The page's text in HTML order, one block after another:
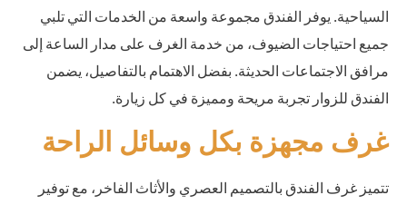
السياحية. يوفر الفندق مجموعة واسعة من الخدمات التي تلبي
جميع احتياجات الضيوف، من خدمة الغرف على مدار الساعة إلى
مرافق الاجتماعات الحديثة. بفضل الاهتمام بالتفاصيل، يضمن
الفندق للزوار تجربة مريحة ومميزة في كل زيارة.
غرف مجهزة بكل وسائل الراحة
تتميز غرف الفندق بالتصميم العصري والأثاث الفاخر، مع توفير